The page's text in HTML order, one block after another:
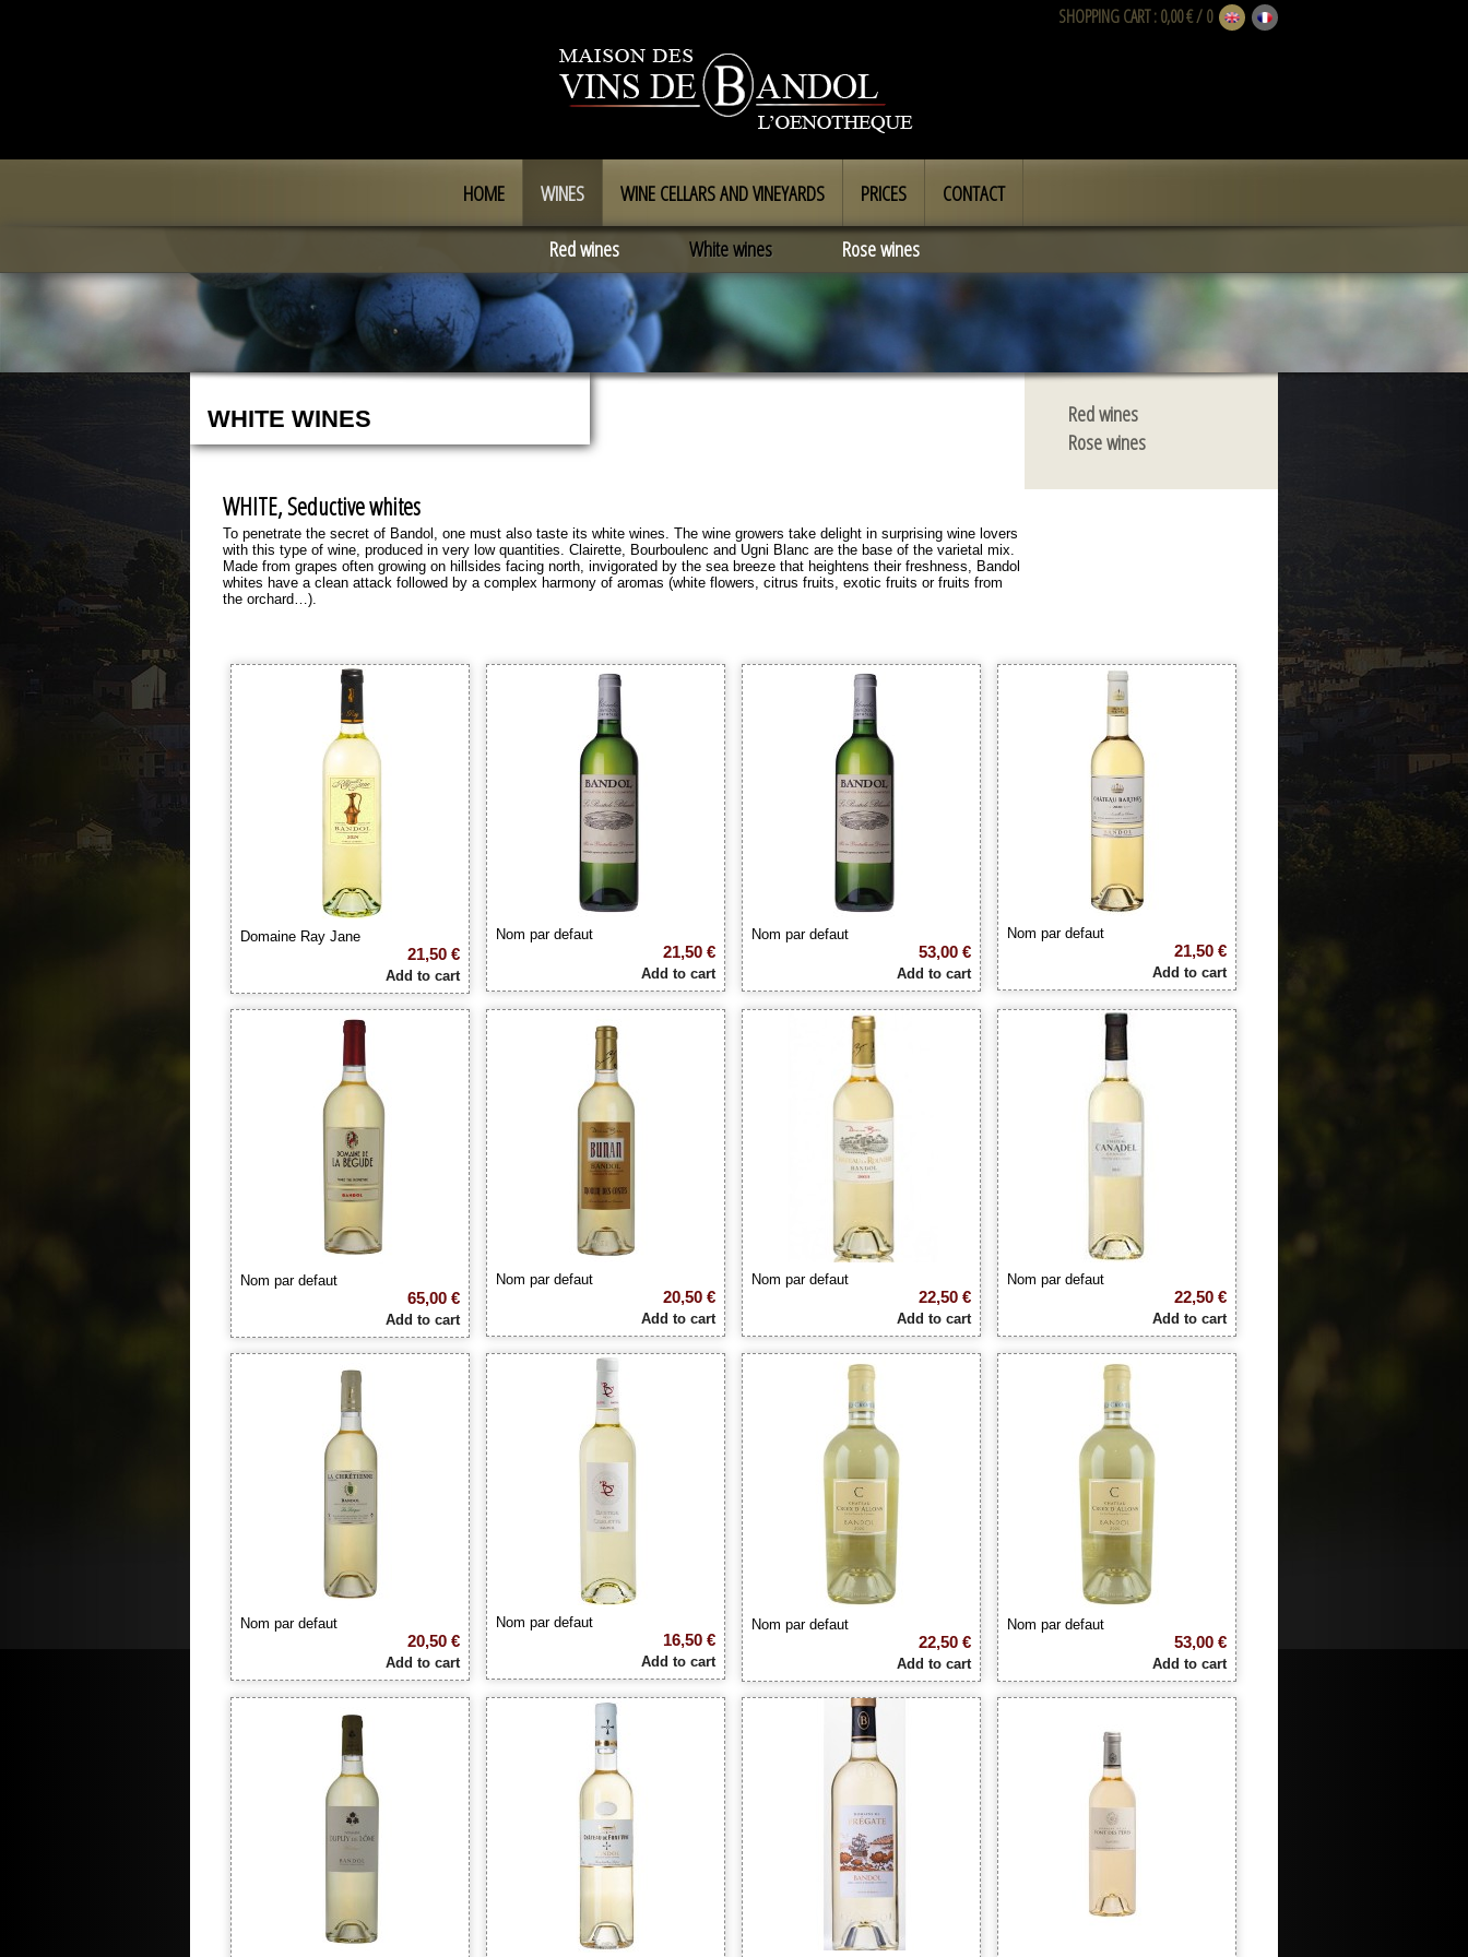
SHOPPING CART: 0,00 € / 0
HOME
WINES
Red wines
White wines Rose wines
WINE CELLARS AND VINEYARDS PRICES CONTACT
WHITE WINES
Red wines
Rose wines
WHITE, Seductive whites
To penetrate the secret of Bandol, one must also taste its white wines. The wine growers take delight in surprising wine lovers
with this type of wine, produced in very low quantities. Clairette, Bourboulenc and Ugni Blanc are the base of the varietal mix.
Made from grapes often growing on hillsides facing north, invigorated by the sea breeze that heightens their freshness, Bandol
whites have a clean attack followed by a complex harmony of aromas (white flowers, citrus fruits, exotic fruits or fruits from
the orchard…).
Domaine Ray Jane
21,50 €
Add to cart
Nom par defaut
21,50 €
Add to cart
Nom par defaut
53,00 €
Add to cart
Nom par defaut
21,50 €
Add to cart
Nom par defaut
65,00 €
Add to cart
Nom par defaut
20,50 €
Add to cart
Nom par defaut
22,50 €
Add to cart
Nom par defaut
22,50 €
Add to cart
Nom par defaut
20,50 €
Add to cart
Nom par defaut
16,50 €
Add to cart
Nom par defaut
22,50 €
Add to cart
Nom par defaut
53,00 €
Add to cart